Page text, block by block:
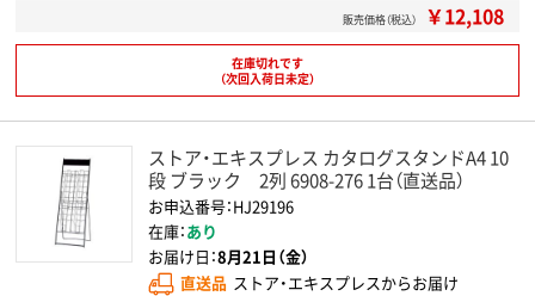
販売価格（税込） ￥12,108
在庫切れです
（次回入荷日未定）
ストア・エキスプレス カタログスタンドA4 10
段 ブラック 2列 6908-276 1台（直送品）
お申込番号：HJ29196
在庫：あり
お届け日：8月21日（金）
直送品 ストア・エキスプレスからお届け